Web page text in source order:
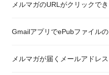
メルマガのURLがクリックで
GmailアプリでePubファイル
メルマガが届くメールアドレ